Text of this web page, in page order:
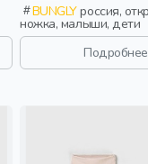
BUNGLYроссия, открытая
ножка, малыши, дети
Подробнее